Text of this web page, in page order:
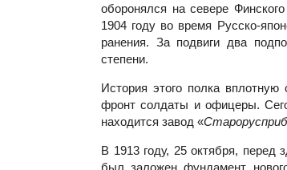
оборонялся на севере
1904 году во время Русско-
ранения. За подвиги два
степени.
История этого полка
фронт солдаты и офицеры.
находится завод «
В 1913 году, 25 октября, перед
был заложен фундамент